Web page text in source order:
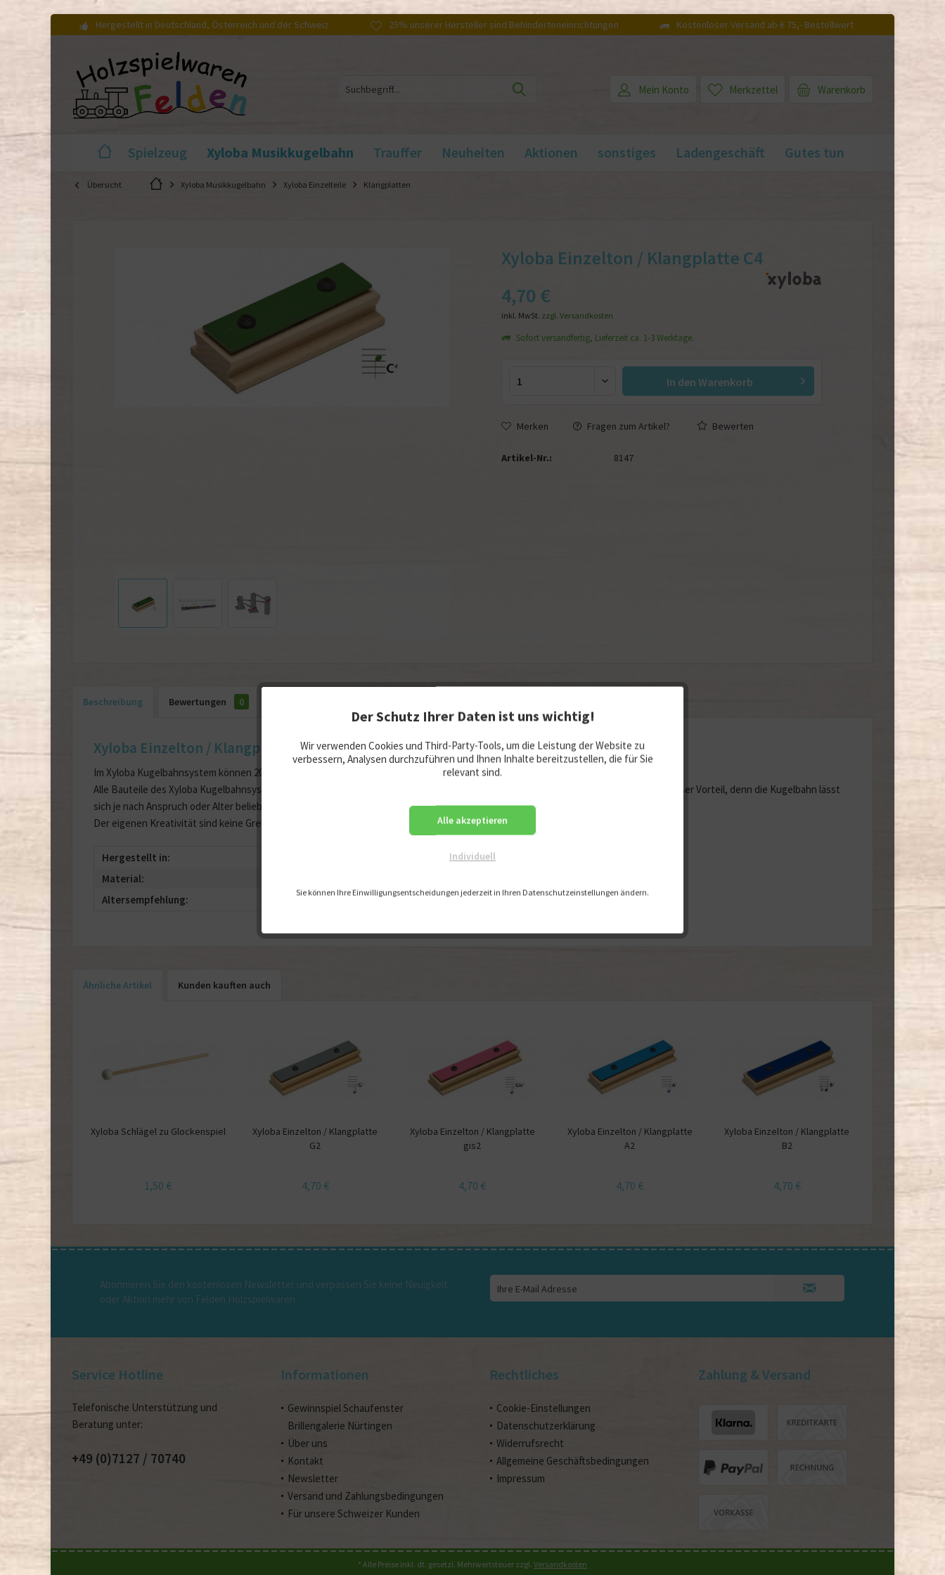
Hergestellt in Deutschland, Österreich und der Schweiz 25% unserer Hersteller sind Behinderteneinrichtungen Kostenloser Versand ab € 75,- Bestellwert
Warenkorb
Merkzettel
Mein Konto
Spielzeug Xyloba Musikkugelbahn Trauffer Neuheiten Aktionen sonstiges Ladengeschäft Gutes tun
Der Schutz Ihrer Daten ist uns wichtig!
Wir verwenden Cookies und Third-Party-Tools, um die Leistung der Website zu
verbessern, Analysen durchzuführen und Ihnen Inhalte bereitzustellen, die für Sie
relevant sind.
Individuell
Alle akzeptieren
Sie können Ihre Einwilligungsentscheidungen jederzeit in Ihren Datenschutzeinstellungen ändern.
Übersicht Xyloba Musikkugelbahn Xyloba Einzelteile Klangplatten
Xyloba Einzelton / Klangplatte C4
4,70 €
inkl. MwSt. zzgl. Versandkosten
Sofort versandfertig, Lieferzeit ca. 1-3 Werktage.
In den Warenkorb
Merken Fragen zum Artikel? Bewerten
Artikel-Nr.: 8147
Beschreibung Bewertungen 0
Xyloba Einzelton / Klangplatte C4
Im Xyloba Kugelbahnsystem können 20 verschiedene Töne von G2 bis D4 inklusive sämtlicher Zwischentöne eingebaut werden.
Alle Bauteile des Xyloba Kugelbahnsystems gibt es neben den Paketen in den Klang- und Melodienkästen auch einzeln. Das ist ein großer Vorteil, denn die Kugelbahn lässt
sich je nach Anspruch oder Alter beliebig individuell erweitern.
Der eigenen Kreativität sind keine Grenzen gesetzt.
Hergestellt in:
Material:
Altersempfehlung:
ab 5 Jahre
Ähnliche Artikel Kunden kauften auch
Xyloba Schlägel zu Glockenspiel
1,50 €
Xyloba Einzelton / Klangplatte
G2
4,70 €
Xyloba Einzelton / Klangplatte
gis2
4,70 €
Xyloba Einzelton / Klangplatte
A2
4,70 €
Xyloba Einzelton / Klangplatte
B2
4,70 €
Abonnieren Sie den kostenlosen Newsletter und verpassen Sie keine Neuigkeit
oder Aktion mehr von Felden Holzspielwaren.
Service Hotline
Telefonische Unterstützung und
Beratung unter:
+49 (0)7127 / 70740
Informationen
Gewinnspiel Schaufenster
Brillengalerie Nürtingen
Über uns
Kontakt
Newsletter
Versand und Zahlungsbedingungen
Für unsere Schweizer Kunden
Rechtliches
Cookie-Einstellungen
Datenschutzerklärung
Widerrufsrecht
Allgemeine Geschäftsbedingungen
Impressum
Zahlung & Versand
* Alle Preise inkl. dt. gesetzl. Mehrwertsteuer zzgl. Versandkosten